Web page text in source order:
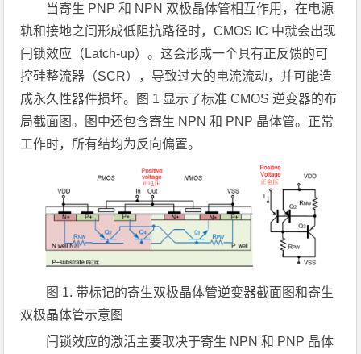
当寄生 PNP 和 NPN 双极晶体管相互作用，在电源
轨和接地之间形成低阻抗路径时，CMOS IC 中就会出现
闩锁效应（Latch-up）。这会形成一个具有正反馈的可
控硅整流器（SCR），导致过大的电流流动，并可能造
成永久性器件损坏。图 1 显示了标准 CMOS 逆变器的布
局截面图。图中还包含寄生 NPN 和 PNP 晶体管。正常
工作时，所有结均为反向偏置。
图 1. 带标记的寄生双极晶体管逆变器截面图和寄生
双极晶体管示意图
闩锁效应的激活主要取决于寄生 NPN 和 PNP 晶体